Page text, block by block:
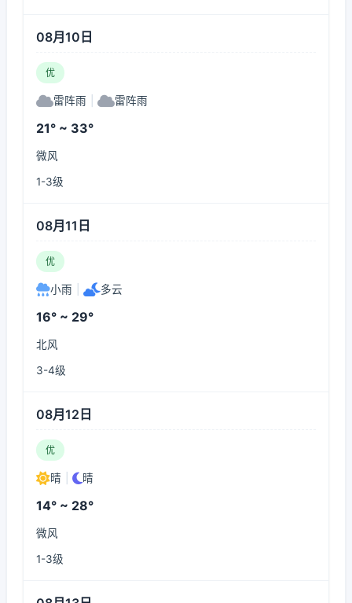
08月10日
优
雷阵雨 雷阵雨
21° ~ 33°
微风
1-3级
08月11日
优
小雨 多云
16° ~ 29°
北风
3-4级
08月12日
优
晴 晴
14° ~ 28°
微风
1-3级